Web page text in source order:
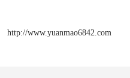
http://www.yuanmao6842.com